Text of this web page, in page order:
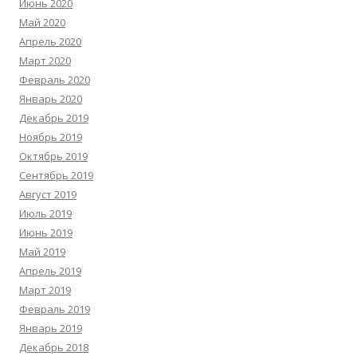
Июнь 2020
Май 2020
Апрель 2020
Март 2020
Февраль 2020
Январь 2020
Декабрь 2019
Ноябрь 2019
Октябрь 2019
Сентябрь 2019
Август 2019
Июль 2019
Июнь 2019
Май 2019
Апрель 2019
Март 2019
Февраль 2019
Январь 2019
Декабрь 2018